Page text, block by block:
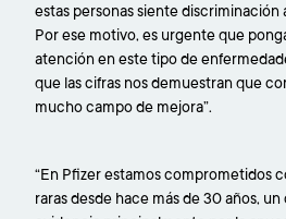
estas personas siente discriminación
Por ese motivo, es urgente que
atención en este tipo de
que las cifras nos demuestran que
mucho campo de mejora”.
“En Pfizer estamos comprometidos
raras desde hace más de 30 años,